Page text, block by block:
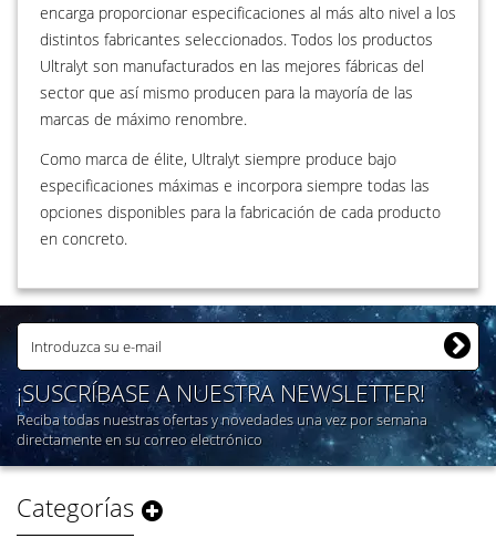
encarga proporcionar especificaciones al más alto nivel a los
distintos fabricantes seleccionados. Todos los productos
Ultralyt son manufacturados en las mejores fábricas del
sector que así mismo producen para la mayoría de las
marcas de máximo renombre.
Como marca de élite, Ultralyt siempre produce bajo
especificaciones máximas e incorpora siempre todas las
opciones disponibles para la fabricación de cada producto
en concreto.
¡SUSCRÍBASE A NUESTRA NEWSLETTER!
Reciba todas nuestras ofertas y novedades una vez por semana
directamente en su correo electrónico
Categorías